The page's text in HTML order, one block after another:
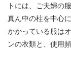
トには、ご夫婦の
真ん中の柱を中心
かかっている服は
ンの衣類と、使用